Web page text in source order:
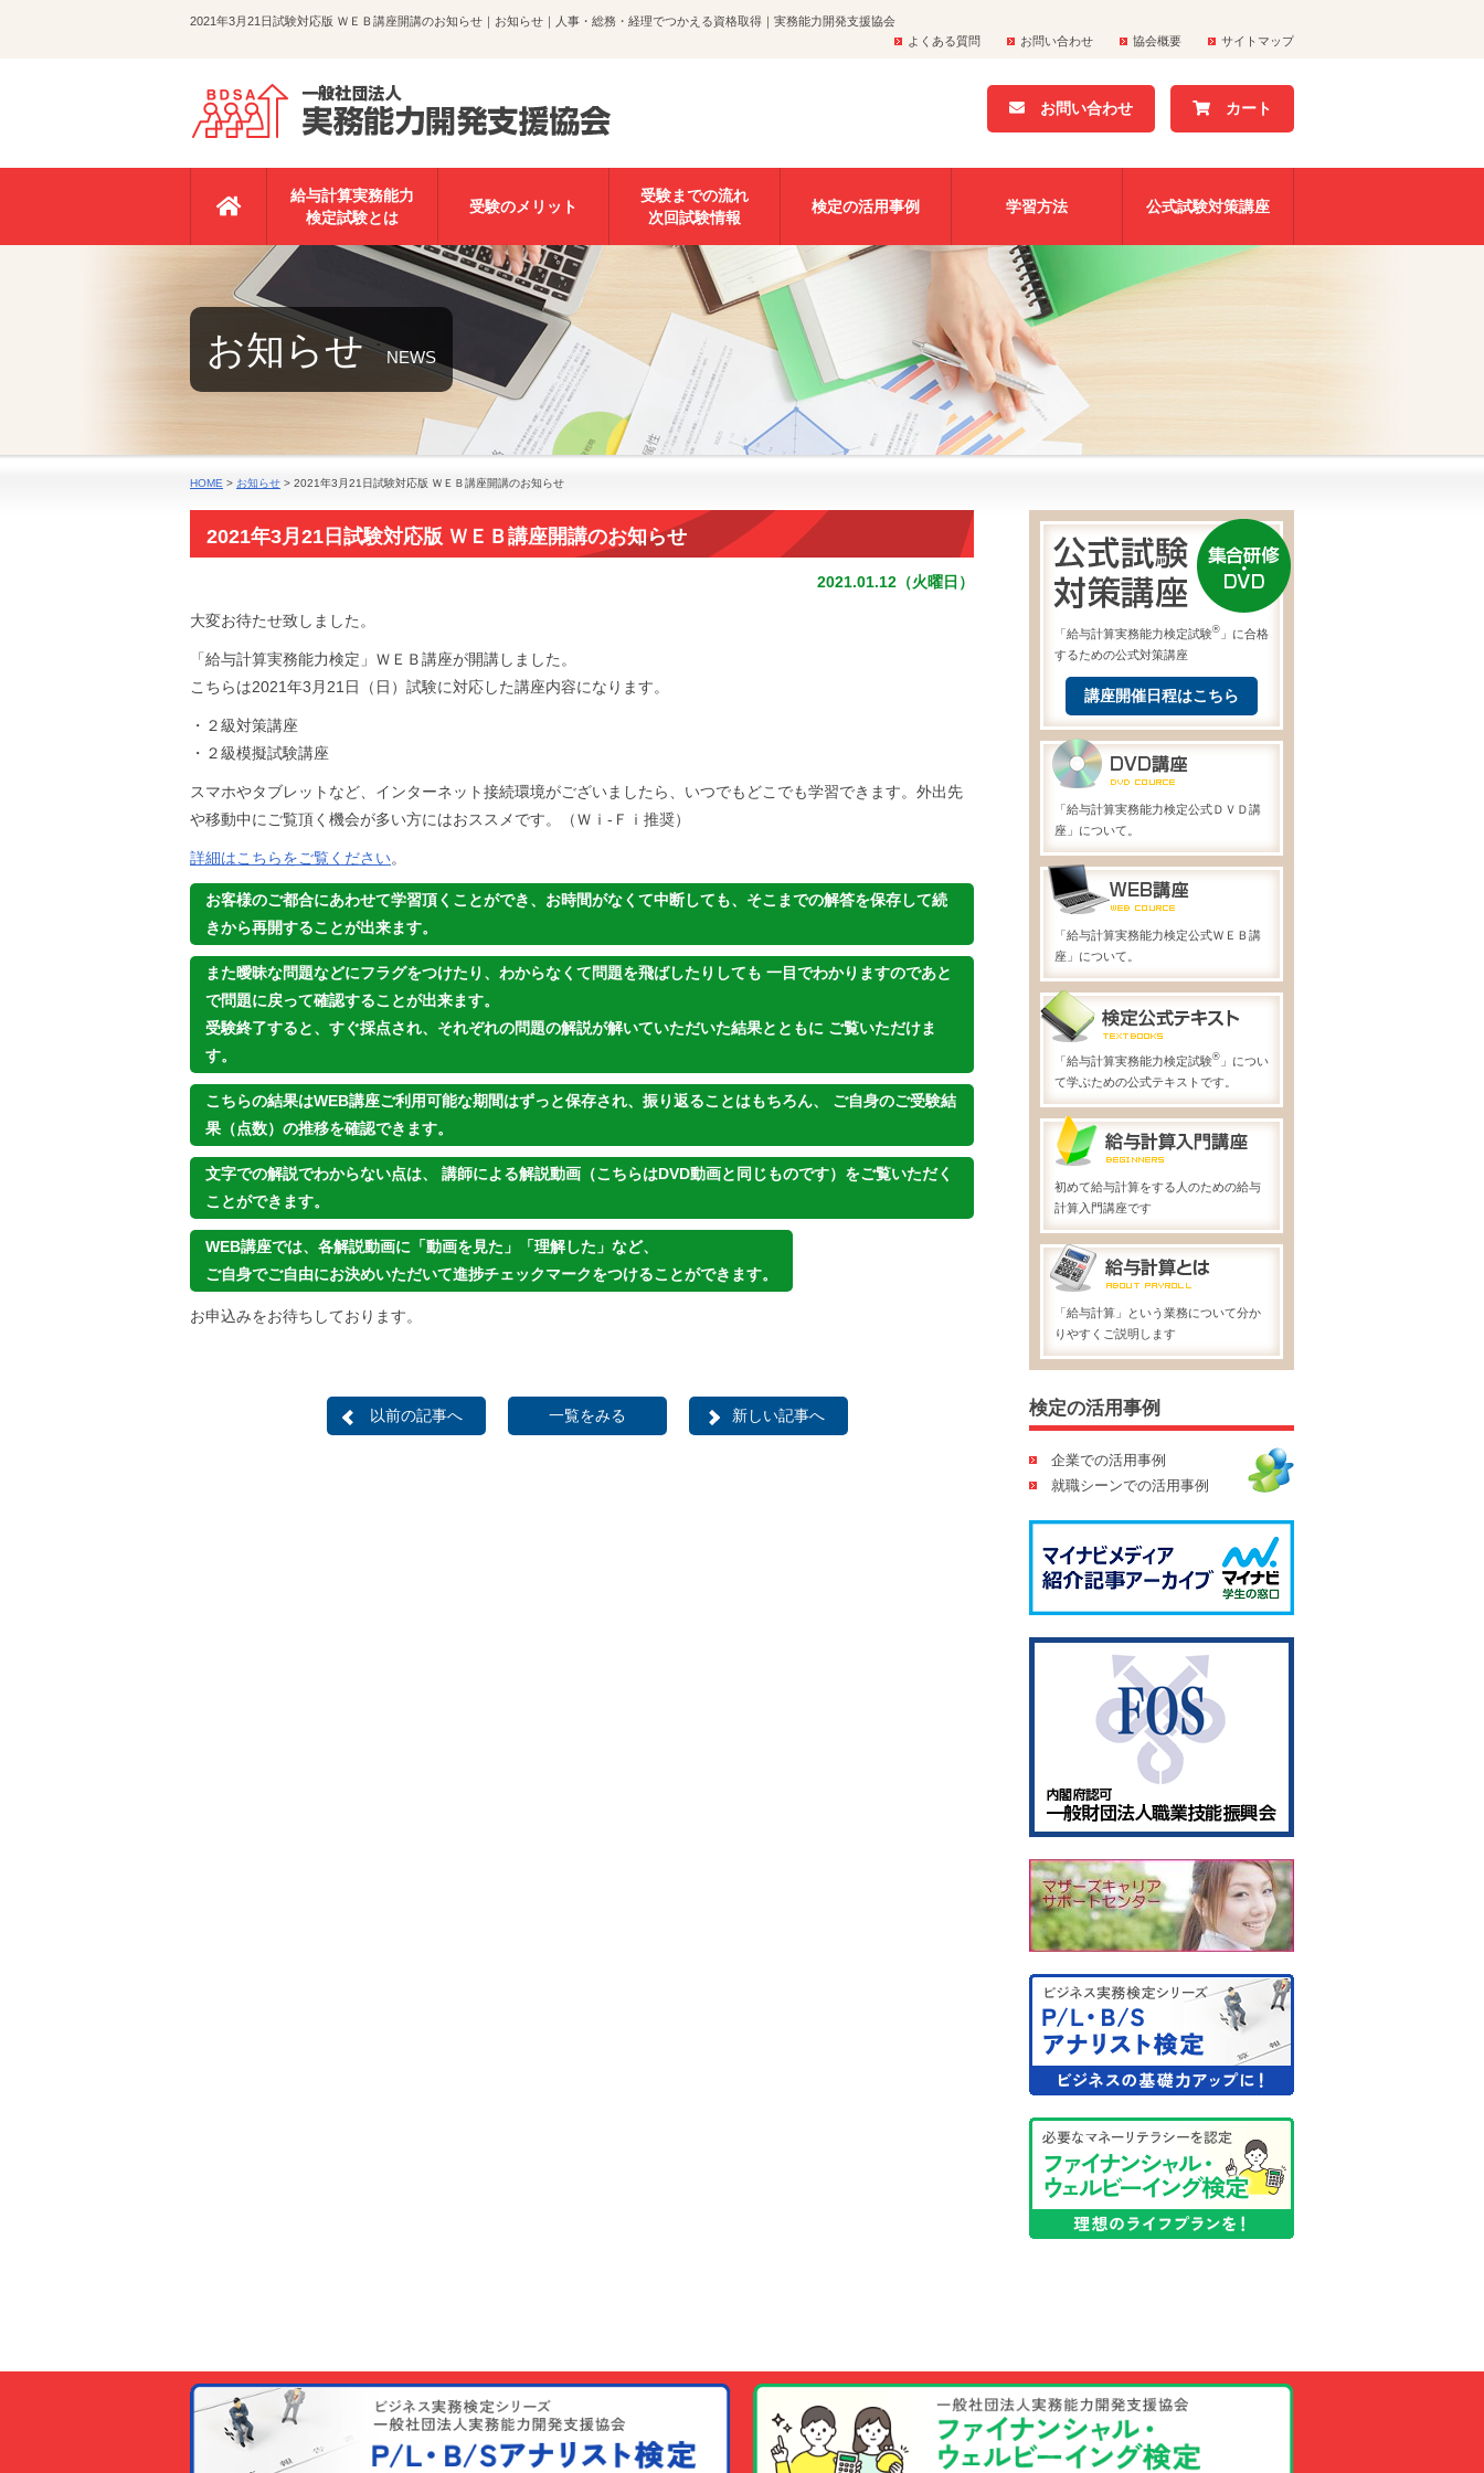
2021年3月21日試験対応版 ＷＥＢ講座開講のお知らせ｜お知らせ｜人事・総務・経理でつかえる資格取得｜実務能力開発支援協会
よくある質問
お問い合わせ 協会概要 サイトマップ
お問い合わせ カート
給与計算実務能力
検定試験とは
受験のメリット
受験までの流れ
次回試験情報
検定の活用事例 学習方法 公式試験対策講座
お知らせ NEWS
HOME > お知らせ > 2021年3月21日試験対応版 ＷＥＢ講座開講のお知らせ
2021年3月21日試験対応版 ＷＥＢ講座開講のお知らせ
2021.01.12（火曜日）
大変お待たせ致しました。
「給与計算実務能力検定」ＷＥＢ講座が開講しました。
こちらは2021年3月21日（日）試験に対応した講座内容になります。
・２級対策講座
・２級模擬試験講座
スマホやタブレットなど、インターネット接続環境がございましたら、いつでもどこでも学習できます。外出先
や移動中にご覧頂く機会が多い方にはおススメです。（Ｗｉ-Ｆｉ推奨）
詳細はこちらをご覧ください。
お客様のご都合にあわせて学習頂くことができ、お時間がなくて中断しても、そこまでの解答を保存して続
きから再開することが出来ます。
また曖昧な問題などにフラグをつけたり、わからなくて問題を飛ばしたりしても 一目でわかりますのであと
で問題に戻って確認することが出来ます。
受験終了すると、すぐ採点され、それぞれの問題の解説が解いていただいた結果とともに ご覧いただけま
す。
こちらの結果はWEB講座ご利用可能な期間はずっと保存され、振り返ることはもちろん、 ご自身のご受験結
果（点数）の推移を確認できます。
文字での解説でわからない点は、 講師による解説動画（こちらはDVD動画と同じものです）をご覧いただく
ことができます。
WEB講座では、各解説動画に「動画を見た」「理解した」など、
ご自身でご自由にお決めいただいて進捗チェックマークをつけることができます。
お申込みをお待ちしております。
以前の記事へ 一覧をみる 新しい記事へ
「給与計算実務能力検定試験® 」に合格
するための公式対策講座
講座開催日程はこちら
「給与計算実務能力検定公式ＤＶＤ講
座」について。
「給与計算実務能力検定公式ＷＥＢ講
座」について。
「給与計算実務能力検定試験® 」につい
て学ぶための公式テキストです。
初めて給与計算をする人のための給与
計算入門講座です
「給与計算」という業務について分か
りやすくご説明します
検定の活用事例
企業での活用事例
就職シーンでの活用事例